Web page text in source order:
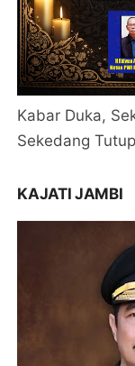
Kabar Duka,
Sekedang
KAJATI JAMBI